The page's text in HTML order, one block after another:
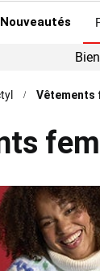
Nouveautés
Vêtements